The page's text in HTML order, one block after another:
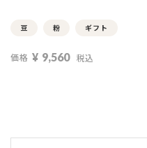
豆 粉 ギフト
価格 ¥ 9,560 税込